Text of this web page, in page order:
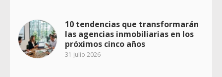
10 tendencias que transformarán
las agencias inmobiliarias en los
próximos cinco años
31 julio 2026